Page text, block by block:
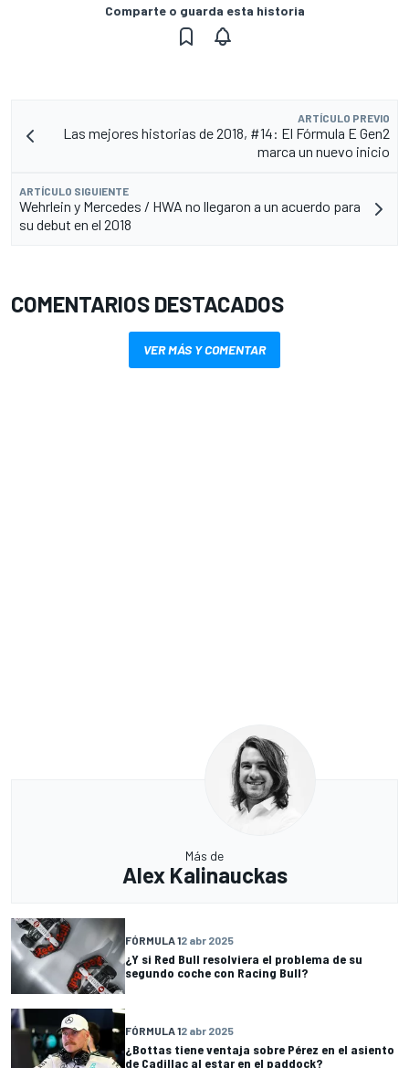
Comparte o guarda esta historia
ARTÍCULO PREVIO
Las mejores historias de 2018, #14: El Fórmula E Gen2
marca un nuevo inicio
ARTÍCULO SIGUIENTE
Wehrlein y Mercedes / HWA no llegaron a un acuerdo para
su debut en el 2018
COMENTARIOS DESTACADOS
VER MÁS Y COMENTAR
Más de
Alex Kalinauckas
FÓRMULA 12 abr 2025
¿Y si Red Bull resolviera el problema de su
segundo coche con Racing Bull?
FÓRMULA 12 abr 2025
¿Bottas tiene ventaja sobre Pérez en el asiento
de Cadillac al estar en el paddock?